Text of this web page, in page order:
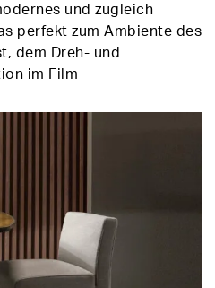
und zugleich
perfekt zum Ambiente des
dem Dreh- und
im Film